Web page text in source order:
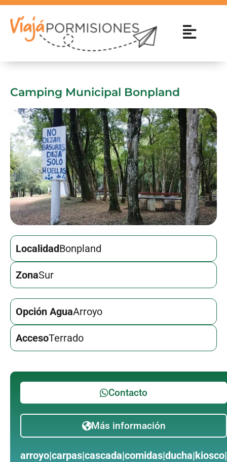
Camping Municipal Bonpland
LocalidadBonpland
ZonaSur
Opción AguaArroyo
AccesoTerrado
Contacto
Más información